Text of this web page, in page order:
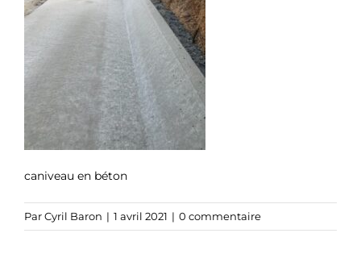
caniveau en béton
ParCyril Baron | 1 avril 2021 | 0 commentaire